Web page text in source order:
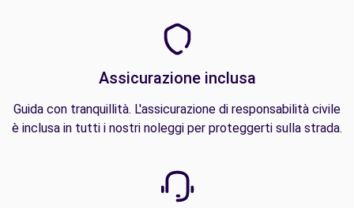
Assicurazione inclusa
Guida con tranquillità. L'assicurazione di responsabilità civile
è inclusa in tutti i nostri noleggi per proteggerti sulla strada.